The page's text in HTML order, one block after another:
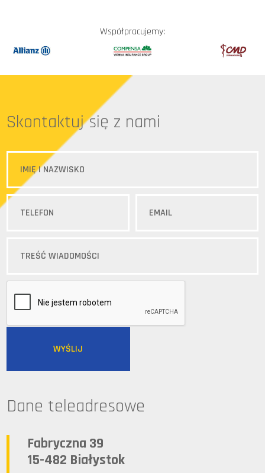
Współpracujemy:
Skontaktuj się z nami
Dane teleadresowe
Fabryczna 39
15-482 Białystok